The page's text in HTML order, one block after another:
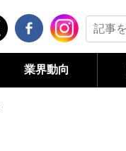
業界動向